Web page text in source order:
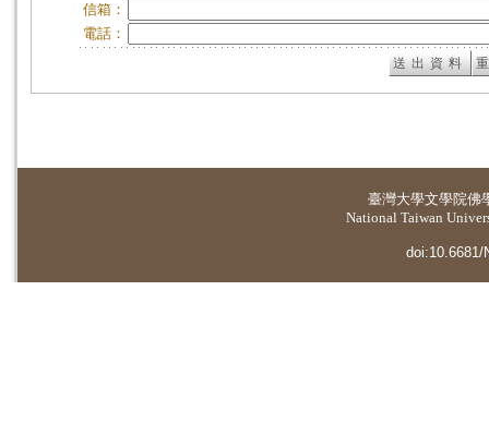
信箱：
電話：
臺灣大學文學院佛
National Taiwan
doi:10.6681/